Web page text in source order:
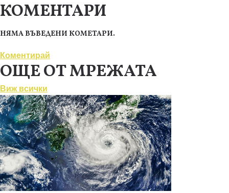
КОМЕНТАРИ
НЯМА ВЪВЕДЕНИ КОМЕТАРИ.
Коментирай
ОЩЕ ОТ МРЕЖАТА
Виж всички